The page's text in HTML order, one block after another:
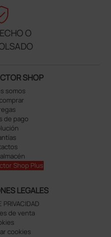
O
SHOP
somos
de pago
Shop Plus
LEGALES
PRIVACIDAD
de venta
cookies